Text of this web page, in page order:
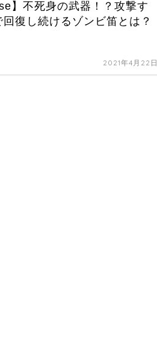
】不死身の武器！？攻撃す
回復し続けるゾンビ笛とは？
2021年4月22日